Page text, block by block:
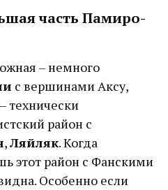
часть Памиро-
– немного
с вершинами Аксу,
технически
район с
,Ляйляк. Когда
этот район с Фанскими
Особенно если